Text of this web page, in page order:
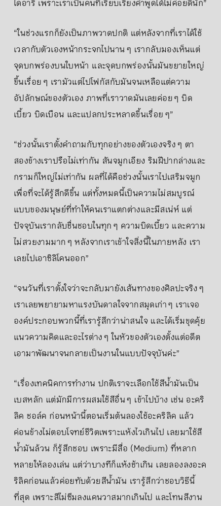
ไดอารี เพราะเราเป็นคนที่เรียบเรียงคำพูดได้ไม่ค่อยดีนัก”
“ในช่วงแรกก็ยังเป็นภาพวาดปกติ แต่หลังจากที่เราได้ใช้
เวลากับตัวเองหน้ากระจกไปนาน ๆ เรากลับมองเห็นแต่
จุดบกพร่องบนใบหน้า และจุดบกพร่องนั้นมันขยายใหญ่
ขึ้นเรื่อย ๆ เรามัวแต่ไปโฟกัสกับมันจนเหลือแต่ความ
อัปลักษณ์ของตัวเอง ภาพที่เราวาดมันเลยค่อย ๆ บิด
เบี้ยว บิดเบือน และแปลกประหลาดขึ้นเรื่อย ๆ”
“ช่วงนั้นเราตั้งคำถามกับทุกอย่างของตัวเองจริง ๆ ตา
สองข้างเราปรือไม่เท่ากัน สันจมูกเอียง ริมฝีปากล่างและ
กรามก็ใหญ่ไม่เท่ากัน ผลที่ได้คือช่วงนั้นเราไปเสริมจมูก
เพื่อที่จะได้รู้สึกดีขึ้น แต่ทั้งหมดนี้เป็นความไม่สมบูรณ์
แบบของมนุษย์ที่ทำให้คนเราแตกต่างและมีสเน่ห์ แต่
ปัจจุบันเรากลับชื่นชอบในทุก ๆ ความบิดเบี้ยว และความ
ไม่สวยงามมาก ๆ หลังจากเราเข้าใจสิ่งนี้ในภายหลัง เรา
เลยไปเอาซิลิโคนออก”
“จนวันที่เราตั้งใจว่าจะกลับมายังเส้นทางของศิลปะจริง ๆ
เราเลยพยายามหาแรงบันดาลใจจากสมุดเก่า ๆ เราเจอ
องค์ประกอบพวกนี้ที่เรารู้สึกว่าน่าสนใจ และได้เริ่มขุดคุ้ย
แนวความคิดและอะไรต่าง ๆ ในหัวของตัวเองตั้งแต่อดีต
เอามาพัฒนาจนกลายเป็นงานในแบบปัจจุบันค่ะ”
“เรื่องเทคนิคการทำงาน ปกติเราจะเลือกใช้สีน้ำมันเป็น
เบสหลัก แต่มักมีการผสมใช้สีอื่น ๆ เข้าไปบ้าง เช่น อะคริ
ลิค ชอล์ค ก่อนหน้านี้ตอนเริ่มต้นลองใช้อะคริลิค แล้ว
ค่อนข้างไม่ตอบโจทย์ชีวิตเพราะแห้งไวเกินไป เลยมาใช้สี
น้ำมันล้วน ก็รู้สึกชอบ เพราะมีสื่อ (Medium) ที่หลาก
หลายให้ลองเล่น แต่ว่าบางทีก็แห้งช้าเกิน เลยลองลงอะค
ริลิคก่อนแล้วค่อยทับด้วยสีน้ำมัน เรารู้สึกว่าชอบวิธีนี้
ที่สุด เพราะสีไม่ซึมลงแคนวาสมากเกินไป และโทนสีงาน